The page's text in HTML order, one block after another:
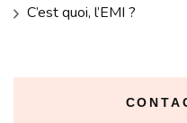
C’est quoi, l’EMI ?